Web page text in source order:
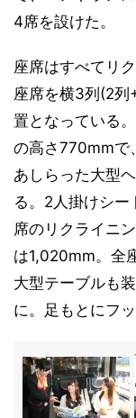
4席を設けた。
座席はすべてリ
座席を横3列(2列
置となっている
の高さ770mmで
あしらった大型
る。2人掛けシー
席のリクライニ
は1,020mm。全
大型テーブルも
に。足もとにフ